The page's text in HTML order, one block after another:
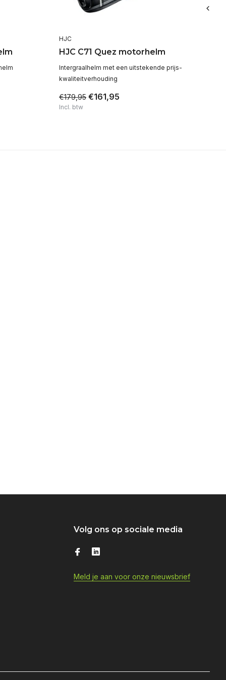
HJC
HJC C71 Quez motorhelm
Intergraalhelm met een uitstekende prijs-
kwaliteitverhouding
€179,95 €161,95
Incl. btw
Volg ons op sociale media
Meld je aan voor onze nieuwsbrief